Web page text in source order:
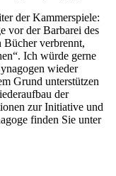
der Kammerspiele:
vor der Barbarei des
Bücher verbrennt,
Ich würde gerne
wieder
Grund unterstützen
der
zur Initiative und
finden Sie unter